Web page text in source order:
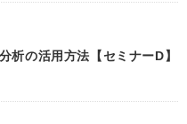
析の活用方法【セミナーD】